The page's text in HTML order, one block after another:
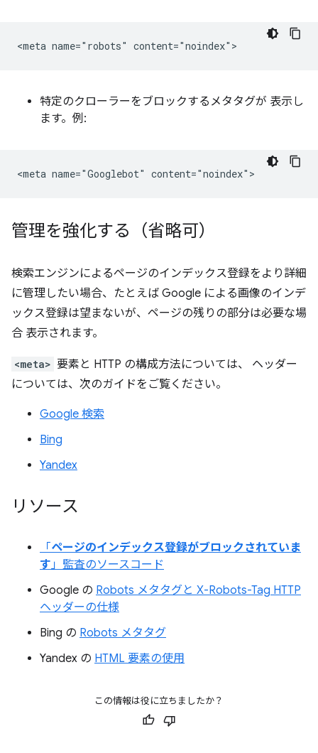
特定のクローラーをブロックするメタタグが 表示し
ます。例:
管理を強化する（省略可）
検索エンジンによるページのインデックス登録をより詳細
に管理したい場合、たとえば Google による画像のインデ
ックス登録は望まないが、ページの残りの部分は必要な場
合 表示されます。
<meta> 要素と HTTP の構成方法については、 ヘッダー
については、次のガイドをご覧ください。
Google 検索
Bing
Yandex
リソース
「ページのインデックス登録がブロックされていま
す」監査のソースコード
Google の Robots メタタグと X-Robots-Tag HTTP
ヘッダーの仕様
Bing の Robots メタタグ
Yandex の HTML 要素の使用
この情報は役に立ちましたか？